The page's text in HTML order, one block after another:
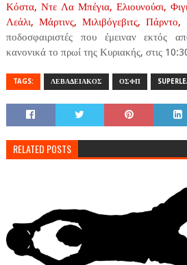
Κόστα, Ντε Λα Μπέγια, Ελιουνούσι,
Λεάλι, Μάρτινς, Μιλιβόγεβιτς,
ποδοσφαιριστές που έμειναν εκτός
κανονικά το πρωί της Κυριακής, στις
TAGS: ΛΕΒΑΔΕΙΑΚΟΣ ΟΣΦΠ
RELATED POSTS